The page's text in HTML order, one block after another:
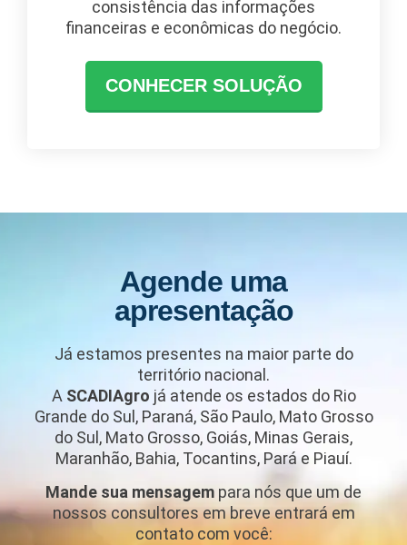
consistência das informações
financeiras e econômicas do negócio.
CONHECER SOLUÇÃO
Agende uma
apresentação
Já estamos presentes na maior parte do
território nacional.
A SCADIAgro já atende os estados do Rio
Grande do Sul, Paraná, São Paulo, Mato Grosso
do Sul, Mato Grosso, Goiás, Minas Gerais,
Maranhão, Bahia, Tocantins, Pará e Piauí.
Mande sua mensagem para nós que um de
nossos consultores em breve entrará em
contato com você: